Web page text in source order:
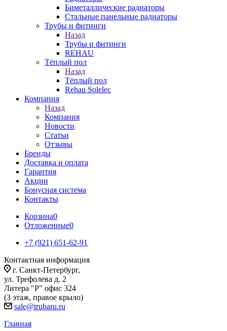
Биметаллические радиаторы
Стальные панельные радиаторы
Трубы и фитинги
Назад
Трубы и фитинги
REHAU
Тёплый пол
Назад
Тёплый пол
Rehau Solelec
Компания
Назад
Компания
Новости
Статьи
Отзывы
Бренды
Доставка и оплата
Гарантия
Акции
Бонусная система
Контакты
Корзина0
Отложенные0
+7 (921) 651-62-91
Контактная информация
г. Санкт-Петербург,
ул. Трефолева д. 2
Литера "Р" офис 324
(3 этаж, правое крыло)
sale@trubaru.ru
Главная